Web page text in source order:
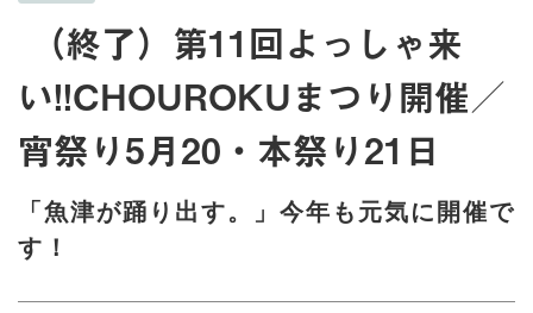
（終了）第11回よっしゃ来
い!!CHOUROKUまつり開催／
宵祭り5月20・本祭り21日
「魚津が踊り出す。」今年も元気に開催で
す！